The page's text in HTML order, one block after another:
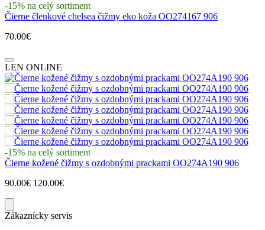
-15% na celý sortiment
Čierne členkové chelsea čižmy eko koža OO274167 906
70.00€
LEN ONLINE
-15% na celý sortiment
Čierne kožené čižmy s ozdobnými prackami OO274A190 906
90.00€ 120.00€
Zákaznícky servis